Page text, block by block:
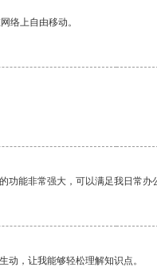
络上自由移动。
能非常强大，可以满足我日常办
动，让我能够轻松理解知识点。